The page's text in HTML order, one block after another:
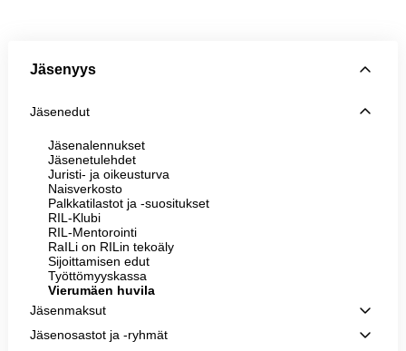
Jäsenyys
Jäsenedut
Jäsenalennukset
Jäsenetulehdet
Juristi- ja oikeusturva
Naisverkosto
Palkkatilastot ja -suositukset
RIL-Klubi
RIL-Mentorointi
RaILi on RILin tekoäly
Sijoittamisen edut
Työttömyyskassa
Vierumäen huvila
Jäsenmaksut
Jäsenosastot ja -ryhmät